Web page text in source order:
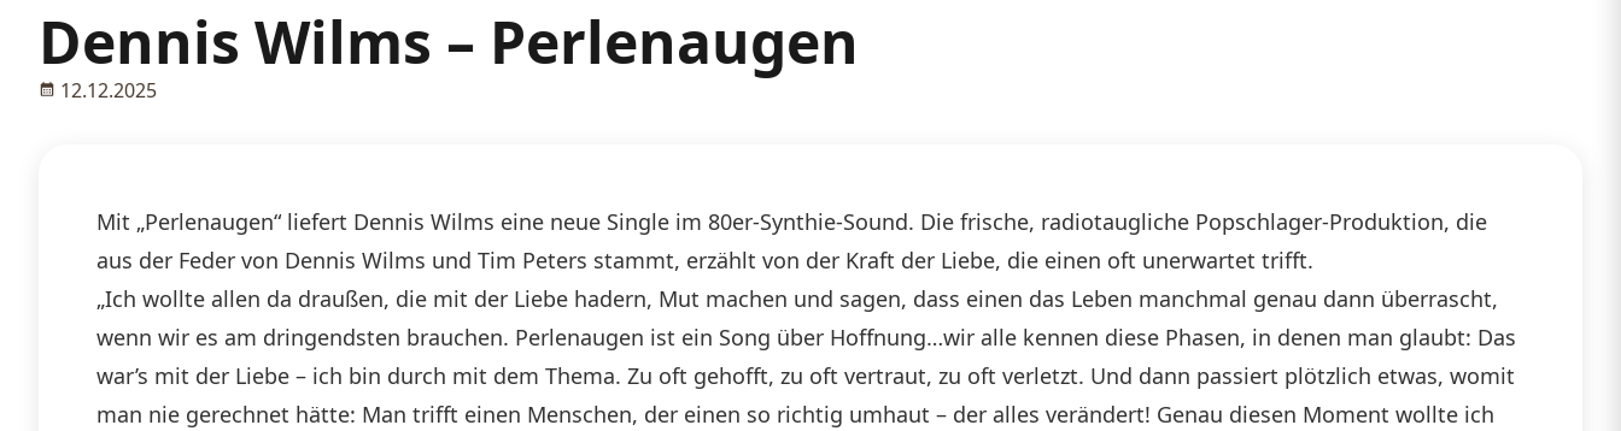
Dennis Wilms – Perlenaugen
12.12.2025
Mit „Perlenaugen“ liefert Dennis Wilms eine neue Single im 80er-Synthie-Sound. Die frische, radiotaugliche Popschlager-Produktion, die
aus der Feder von Dennis Wilms und Tim Peters stammt, erzählt von der Kraft der Liebe, die einen oft unerwartet trifft.
„Ich wollte allen da draußen, die mit der Liebe hadern, Mut machen und sagen, dass einen das Leben manchmal genau dann überrascht,
wenn wir es am dringendsten brauchen. Perlenaugen ist ein Song über Hoffnung…wir alle kennen diese Phasen, in denen man glaubt: Das
war’s mit der Liebe – ich bin durch mit dem Thema. Zu oft gehofft, zu oft vertraut, zu oft verletzt. Und dann passiert plötzlich etwas, womit
man nie gerechnet hätte: Man trifft einen Menschen, der einen so richtig umhaut – der alles verändert! Genau diesen Moment wollte ich